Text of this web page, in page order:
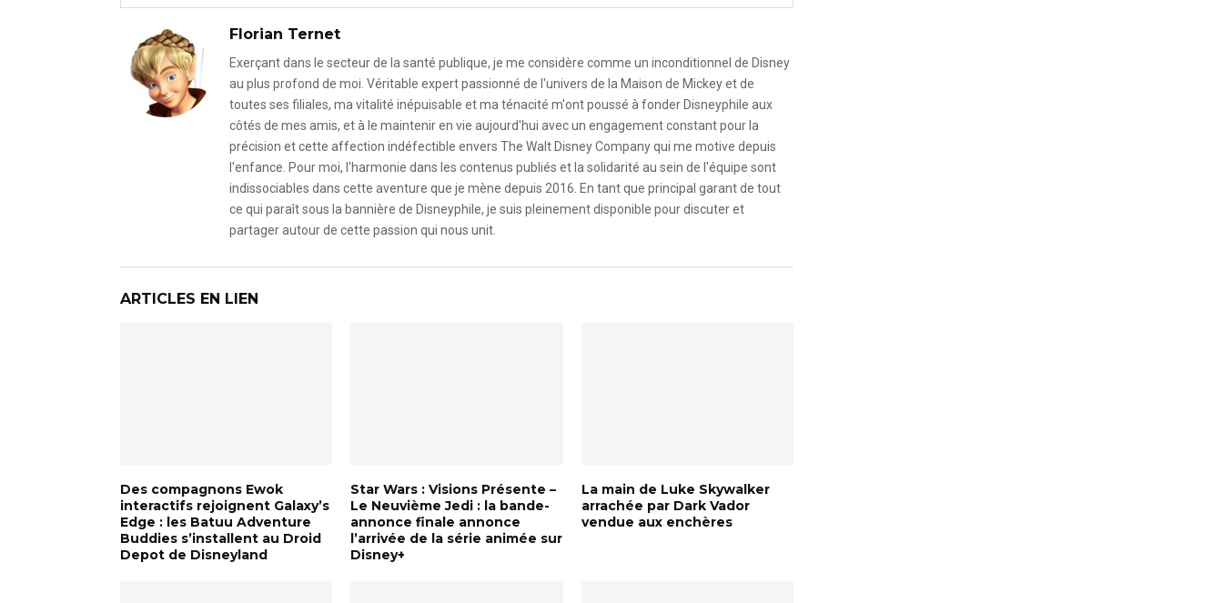
Florian Ternet
Exerçant dans le secteur de la santé publique, je me considère comme un inconditionnel de Disney
au plus profond de moi. Véritable expert passionné de l'univers de la Maison de Mickey et de
toutes ses filiales, ma vitalité inépuisable et ma ténacité m'ont poussé à fonder Disneyphile aux
côtés de mes amis, et à le maintenir en vie aujourd'hui avec un engagement constant pour la
précision et cette affection indéfectible envers The Walt Disney Company qui me motive depuis
l'enfance. Pour moi, l'harmonie dans les contenus publiés et la solidarité au sein de l'équipe sont
indissociables dans cette aventure que je mène depuis 2016. En tant que principal garant de tout
ce qui paraît sous la bannière de Disneyphile, je suis pleinement disponible pour discuter et
partager autour de cette passion qui nous unit.
ARTICLES EN LIEN
Des compagnons Ewok
interactifs rejoignent Galaxy’s
Edge : les Batuu Adventure
Buddies s’installent au Droid
Depot de Disneyland
Star Wars : Visions Présente –
Le Neuvième Jedi : la bande-
annonce finale annonce
l’arrivée de la série animée sur
Disney+
La main de Luke Skywalker
arrachée par Dark Vador
vendue aux enchères